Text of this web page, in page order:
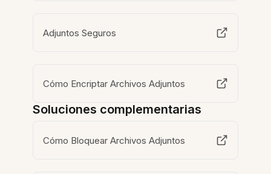
Adjuntos Seguros
Cómo Encriptar Archivos Adjuntos
Soluciones complementarias
Cómo Bloquear Archivos Adjuntos